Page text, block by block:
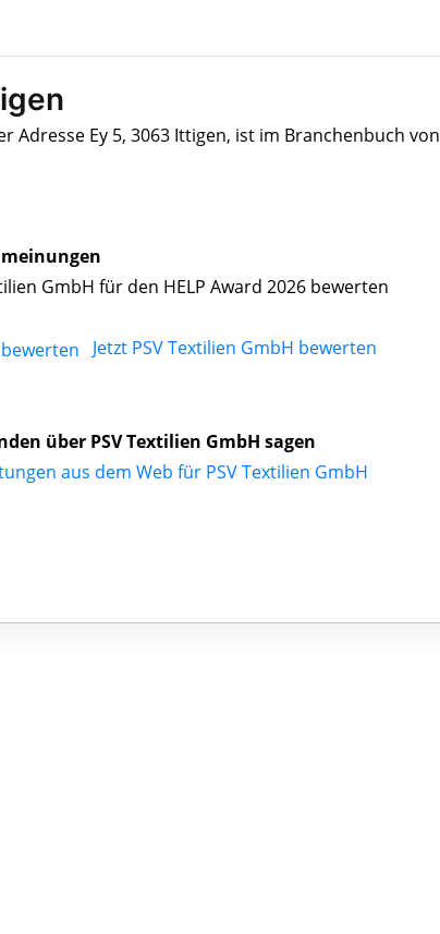
Adresse Ey 5, 3063 Ittigen, ist im Branchenbuch von
GmbH für den HELP Award 2026 bewerten
Jetzt PSV Textilien GmbH bewerten
über PSV Textilien GmbH sagen
aus dem Web für PSV Textilien GmbH